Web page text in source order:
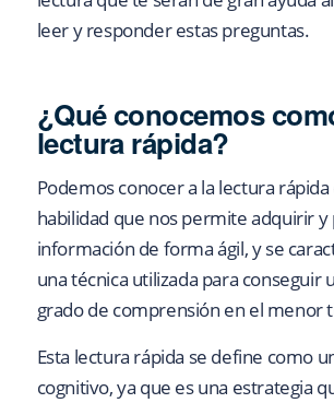
leer y responder estas preguntas.
¿Qué conocemos
lectura rápida?
Podemos conocer a la lectura
habilidad que nos permite adquirir y
información de forma ágil, y se
una técnica utilizada para conseguir
grado de comprensión en el menor
Esta lectura rápida se define como
cognitivo, ya que es una estrategia